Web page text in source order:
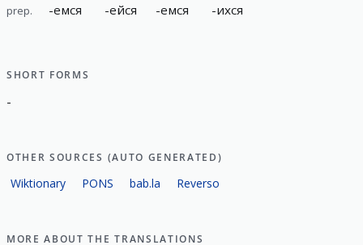
prep. -емся -ейся -емся -ихся
SHORT FORMS
-
OTHER SOURCES (AUTO GENERATED)
Wiktionary PONS bab.la Reverso
MORE ABOUT THE TRANSLATIONS